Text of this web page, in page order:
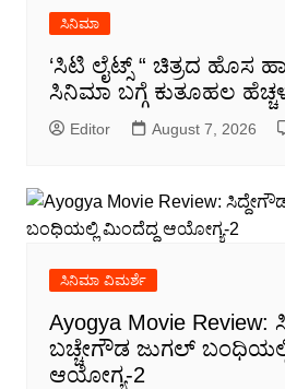
ಸಿನಿಮಾ
‘ಸಿಟಿ ಲೈಟ್ಸ್ “ ಚಿತ್ರದ ಹೊಸ
ಸಿನಿಮಾ ಬಗ್ಗೆ ಕುತೂಹಲ
Editor August 7, 2026
ಸಿನಿಮಾ ವಿಮರ್ಶೆ
Ayogya Movie Review:
ಬಚ್ಚೇಗೌಡ ಜುಗಲ್
ಆಯೋಗ್ಯ-2